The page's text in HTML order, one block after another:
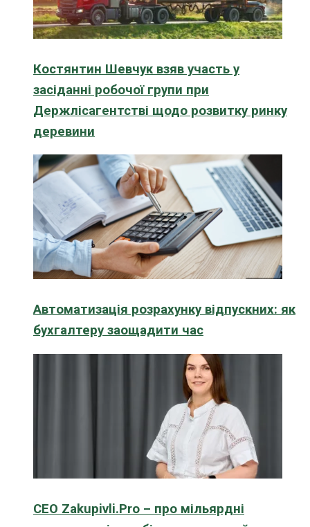
Костянтин Шевчук взяв участь у
засіданні робочої групи при
Держлісагентстві щодо розвитку ринку
деревини
Автоматизація розрахунку відпускних: як
бухгалтеру заощадити час
CEO Zakupivli.Pro – про мільярдні